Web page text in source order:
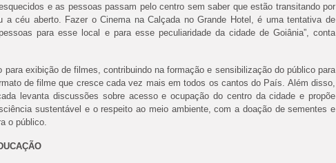
e as pessoas passam pelo centro sem saber que estão transitando por
a céu aberto. Fazer oCinema na Calçadano Grande Hotel, é uma tentativa de
para esse local e para esse peculiaridade da cidade de Goiânia”, conta
para exibição de filmes, contribuindo naformação e sensibilização do público para
de filme que cresce cada vez mais em todos os cantos do País. Além disso,
levanta discussões sobre acesso e ocupação do centro da cidade e propõe
sustentável e o respeito ao meio ambiente, com a doação de sementes e
o público.